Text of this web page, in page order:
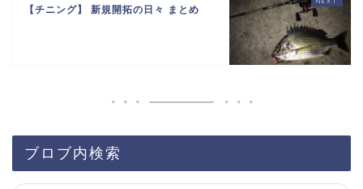
【チニング】 新規開拓の日々 まとめ
ブロブ内検索